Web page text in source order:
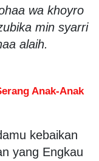
wa khoyro
min syarri
alaih.
Anak-Anak
kebaikan
yang Engkau